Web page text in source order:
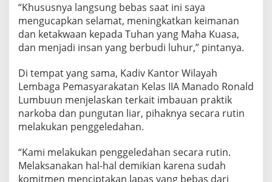
“Khususnya langsung bebas saat ini saya
mengucapkan selamat, meningkatkan keimanan
dan ketakwaan kepada Tuhan yang Maha Kuasa,
dan menjadi insan yang berbudi luhur,” pintanya.
Di tempat yang sama, Kadiv Kantor Wilayah
Lembaga Pemasyarakatan Kelas IIA Manado Ronald
Lumbuun menjelaskan terkait imbauan praktik
narkoba dan pungutan liar, pihaknya secara rutin
melakukan penggeledahan.
“Kami melakukan penggeledahan secara rutin.
Melaksanakan hal-hal demikian karena sudah
komitmen menciptakan lapas yang bebas dari